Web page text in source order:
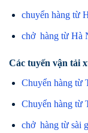
chuyển hàng từ
chở hàng từ Hà
Các tuyến vận tải
Chuyển hàng từ
Chuyển hàng từ
chở hàng từ sài